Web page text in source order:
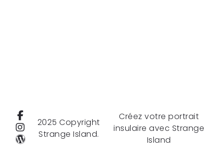
2025 Copyright
Strange Island.
Créez votre portrait
insulaire avec Strange
Island